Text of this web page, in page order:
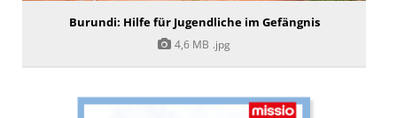
Burundi: Hilfe für Jugendliche im Gefängnis
4,6 MB .jpg